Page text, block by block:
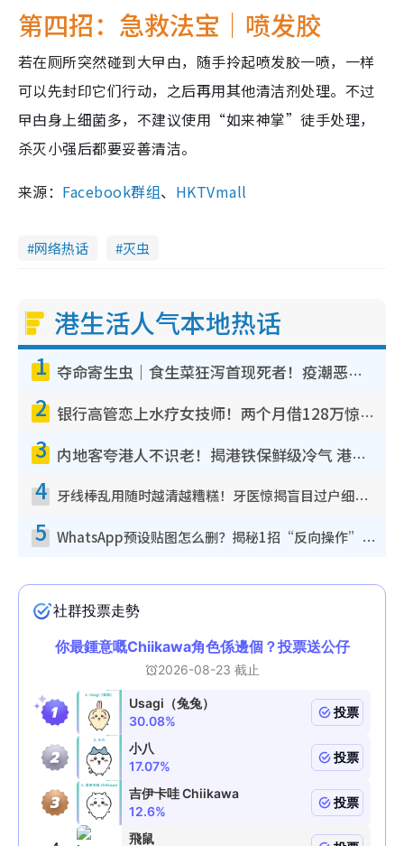
第四招：急救法宝｜喷发胶
若在厕所突然碰到大曱甴，随手拎起喷发胶一喷，一样
可以先封印它们行动，之后再用其他清洁剂处理。不过
曱甴身上细菌多，不建议使用“如来神掌”徒手处理，
杀灭小强后都要妥善清洁。
来源： Facebook群组、 HKTVmall
网络热话 灭虫
港生活人气本地热话
1 夺命寄生虫｜食生菜狂泻首现死者！疫潮恶化录1.8万宗病例 揭洗菜3大谬误
2 银行高管恋上水疗女技师！两个月借128万惊觉“沉船”沉落火海 揭背后疑似邪教操控卖淫
3 内地客夸港人不识老！揭港铁保鲜级冷气 港人求放过：别投诉
4 牙线棒乱用随时越清越糟糕！牙医惊揭盲目过户细菌恐致蛀牙：这种才是日常真保养
5 WhatsApp预设贴图怎么删？揭秘1招“反向操作”还原简洁界面 附3步实测教程